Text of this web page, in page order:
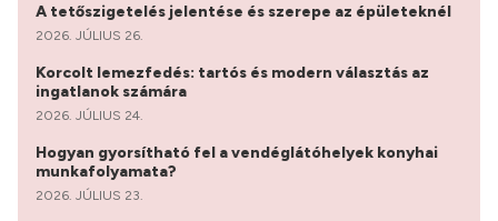
A tetőszigetelés jelentése és szerepe az épületeknél
2026. JÚLIUS 26.
Korcolt lemezfedés: tartós és modern választás az
ingatlanok számára
2026. JÚLIUS 24.
Hogyan gyorsítható fel a vendéglátóhelyek konyhai
munkafolyamata?
2026. JÚLIUS 23.